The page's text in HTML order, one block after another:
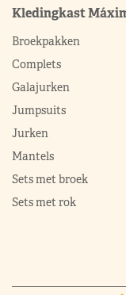
Kledingkast
Broekpakken
Complets
Galajurken
Jumpsuits
Jurken
Mantels
Sets met broek
Sets met rok